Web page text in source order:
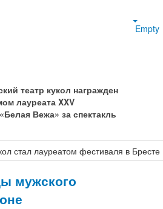
Empty
театр кукол награжден
лауреата XXV
Вежа» за спектакль
стал лауреатом фестиваля в Бресте
мужского